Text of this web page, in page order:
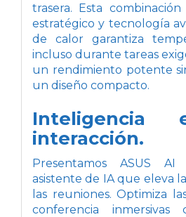
trasera. Esta
estratégico y tecnología
de calor garantiza
incluso durante tareas
un rendimiento potente
un diseño compacto.
Inteligencia
interacción.
Presentamos ASUS AI
asistente de IA que eleva
las reuniones. Optimiza
conferencia